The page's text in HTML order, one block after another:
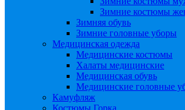
Зимние костюмы
Зимняя обувь
Зимние головные уборы
Медицинская одежда
Медицинские костюмы
Халаты медицинские
Медицинская обувь
Медицинские головные
Камуфляж
Костюмы Горка